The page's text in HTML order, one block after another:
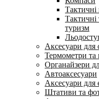
Тактичні
туризм
Аксесуари для
Термометри та
Органайзери
Автоаксесуари
Аксесуари для
Штативи та